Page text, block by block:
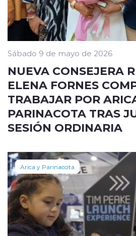
Sábado 9 de mayo de 2026
NUEVA CONSEJERA
ELENA FORNES
TRABAJAR POR
PARINACOTA TRAS
SESIÓN ORDINARIA
Arica y Parinacota